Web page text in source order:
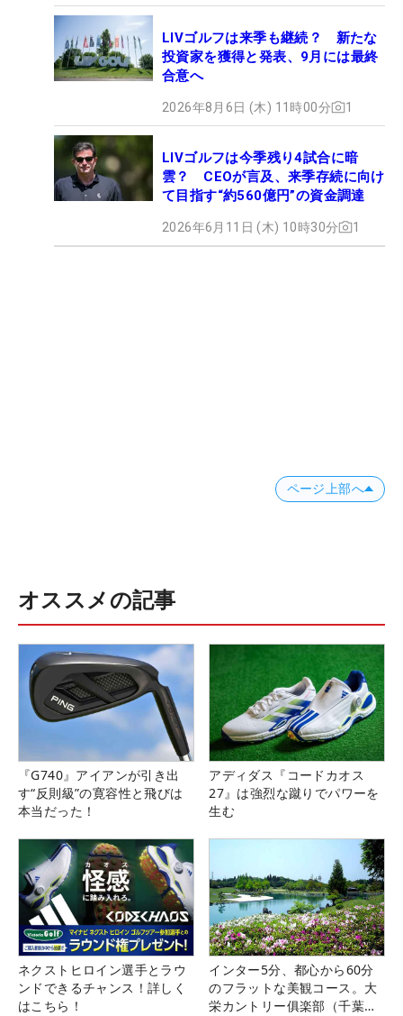
LIVゴルフは来季も継続？ 新たな
投資家を獲得と発表、9月には最終
合意へ
2026年8月6日 (木) 11時00分 1
LIVゴルフは今季残り4試合に暗
雲？ CEOが言及、来季存続に向け
て目指す“約560億円”の資金調達
2026年6月11日 (木) 10時30分 1
ページ上部へ
オススメの記事
『G740』アイアンが引き出
す“反則級”の寛容性と飛びは
本当だった！
アディダス『コードカオス
27』は強烈な蹴りでパワーを
生む
ネクストヒロイン選手とラウ
ンドできるチャンス！詳しく
はこちら！
インター5分、都心から60分
のフラットな美観コース。大
栄カントリー俱楽部（千葉